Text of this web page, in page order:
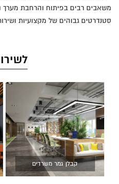
משאבים רבים בפיתוח והרחבת מערך
סטנדרטים גבוהים של מקצועיות
קבלן גמר משרדים